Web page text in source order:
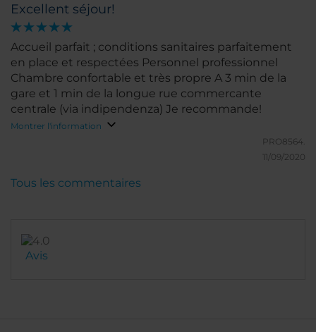
Excellent séjour!
Accueil parfait ; conditions sanitaires parfaitement
en place et respectées Personnel professionnel
Chambre confortable et très propre A 3 min de la
gare et 1 min de la longue rue commercante
centrale (via indipendenza) Je recommande!
Montrer l'information
PRO8564.
11/09/2020
Avis
Tous les commentaires